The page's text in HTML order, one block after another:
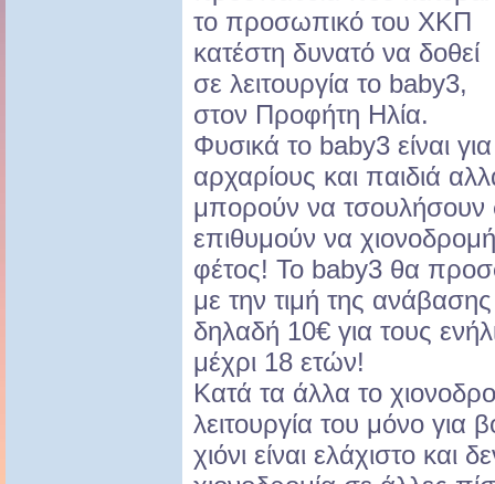
το προσωπικό του ΧΚΠ
κατέστη δυνατό να δοθεί
σε λειτουργία το baby3,
στον Προφήτη Ηλία.
Φυσικά το baby3 είναι για
αρχαρίους και παιδιά
μπορούν να τσουλήσουν
επιθυμούν να
φέτος! Το baby3 θα
με την τιμή της
δηλαδή 10€ για τους
μέχρι 18 ετών!
Κατά τα άλλα το
λειτουργία του μόνο για
χιόνι είναι ελάχιστο και